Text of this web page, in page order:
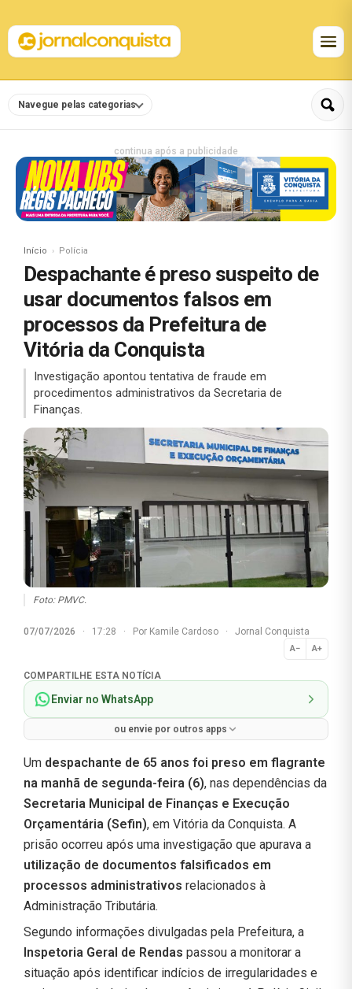
Navegue pelas categorias
continua após a publicidade
Início Polícia
Despachante é preso suspeito de
usar documentos falsos em
processos da Prefeitura de
Vitória da Conquista
Investigação apontou tentativa de fraude em
procedimentos administrativos da Secretaria de
Finanças.
Foto: PMVC.
07/07/2026 · 17:28 · Por Kamile Cardoso · Jornal Conquista
A− A+
Normal
COMPARTILHE ESTA NOTÍCIA
Enviar no WhatsApp
ou envie por outros apps
Um despachante de 65 anos foi preso em flagrante
na manhã de segunda-feira (6), nas dependências da
Secretaria Municipal de Finanças e Execução
Orçamentária (Sefin), em Vitória da Conquista. A
prisão ocorreu após uma investigação que apurava a
utilização de documentos falsificados em
processos administrativos relacionados à
Administração Tributária.
Segundo informações divulgadas pela Prefeitura, a
Inspetoria Geral de Rendas passou a monitorar a
situação após identificar indícios de irregularidades e